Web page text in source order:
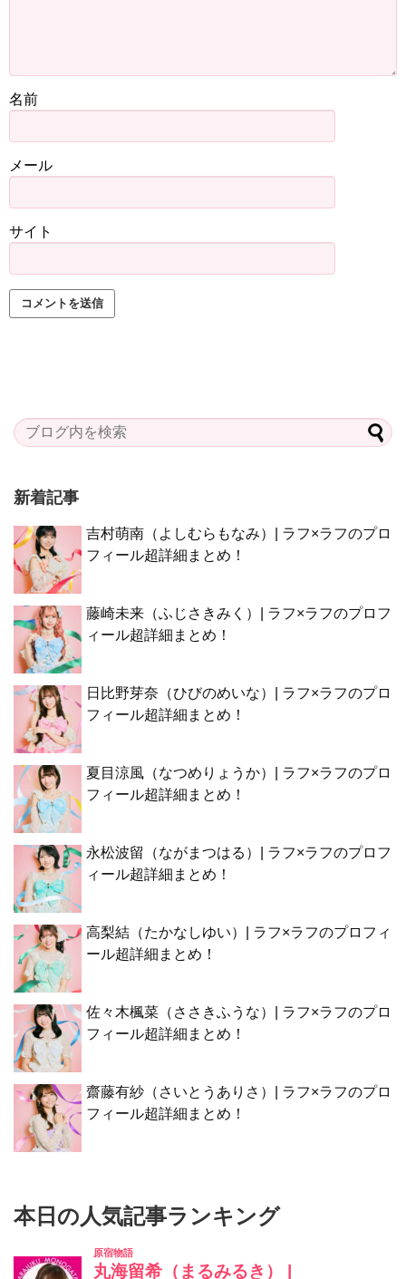
名前
メール
サイト
新着記事
吉村萌南（よしむらもなみ）| ラフ×ラフのプロ
フィール超詳細まとめ！
藤崎未来（ふじさきみく）| ラフ×ラフのプロフ
ィール超詳細まとめ！
日比野芽奈（ひびのめいな）| ラフ×ラフのプロ
フィール超詳細まとめ！
夏目涼風（なつめりょうか）| ラフ×ラフのプロ
フィール超詳細まとめ！
永松波留（ながまつはる）| ラフ×ラフのプロフ
ィール超詳細まとめ！
高梨結（たかなしゆい）| ラフ×ラフのプロフィ
ール超詳細まとめ！
佐々木楓菜（ささきふうな）| ラフ×ラフのプロ
フィール超詳細まとめ！
齋藤有紗（さいとうありさ）| ラフ×ラフのプロ
フィール超詳細まとめ！
本日の人気記事ランキング